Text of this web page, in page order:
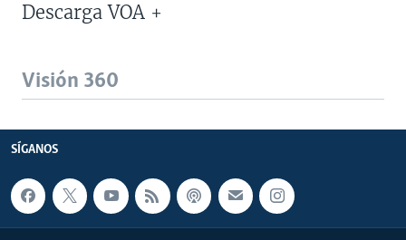
Descarga VOA +
Visión 360
SÍGANOS